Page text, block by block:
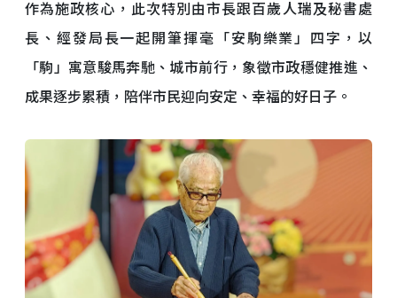
作為施政核心，此次特別由市長跟百歲人瑞及秘書處
長、經發局長一起開筆揮毫「安駒樂業」四字，以
「駒」寓意駿馬奔馳、城市前行，象徵市政穩健推進、
成果逐步累積，陪伴市民迎向安定、幸福的好日子。